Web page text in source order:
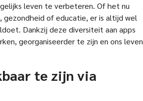
leven te verbeteren. Of het nu
of educatie, er is altijd wel
Dankzij deze diversiteit aan apps
georganiseerder te zijn en ons leven
te zijn via